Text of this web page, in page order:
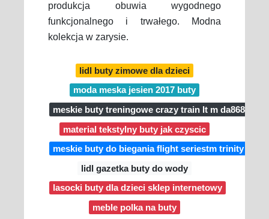
produkcja obuwia wygodnego
funkcjonalnego i trwałego. Modna
kolekcja w zarysie.
lidl buty zimowe dla dzieci
moda meska jesien 2017 buty
meskie buty treningowe crazy train lt m da8689
material tekstylny buty jak czyscic
meskie buty do biegania flight seriestm trinity
lidl gazetka buty do wody
lasocki buty dla dzieci sklep internetowy
meble polka na buty